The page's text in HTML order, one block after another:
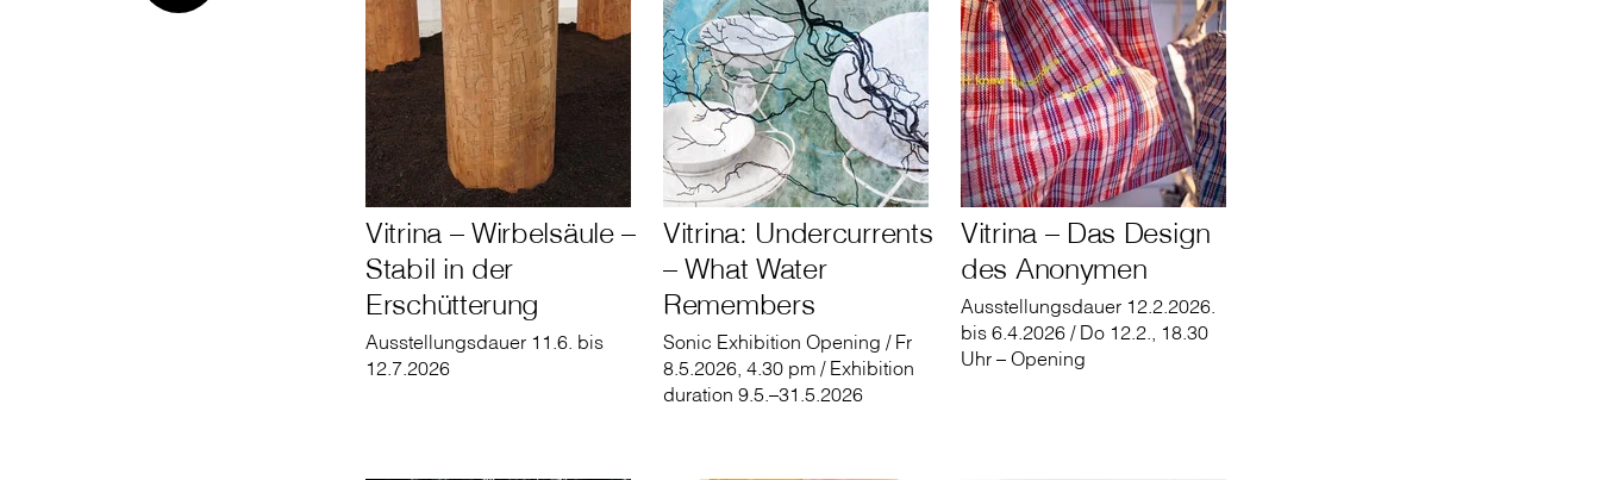
Vitrina – Wirbelsäule –
Stabil in der
Erschütterung
Ausstellungsdauer 11.6. bis
12.7.2026
Vitrina: Undercurrents
– What Water
Remembers
Sonic Exhibition Opening / Fr
8.5.2026, 4.30 pm / Exhibition
duration 9.5.–31.5.2026
Vitrina – Das Design
des Anonymen
Ausstellungsdauer 12.2.2026.
bis 6.4.2026 / Do 12.2., 18.30
Uhr – Opening